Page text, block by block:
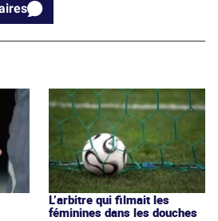
L’arbitre qui filmait les
féminines dans les douches